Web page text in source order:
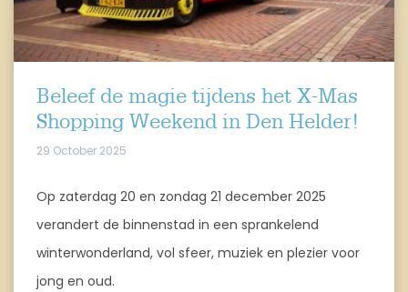
Beleef de magie tijdens het X-Mas
Shopping Weekend in Den Helder!
29 October 2025
Op zaterdag 20 en zondag 21 december 2025
verandert de binnenstad in een sprankelend
winterwonderland, vol sfeer, muziek en plezier voor
jong en oud.